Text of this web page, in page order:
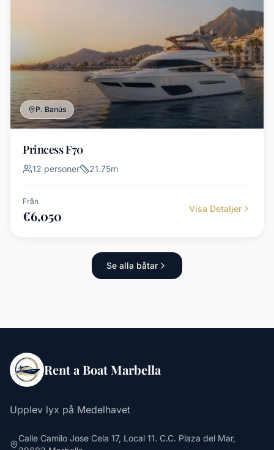
P. Banús
Princess F70
12 personer 21.75m
Från
€6,050 Visa Detaljer
Se alla båtar
Rent a Boat Marbella
Upplev lyx på Medelhavet
Calle Camilo Jose Cela 17, Local 11. C.C. Plaza del Mar,